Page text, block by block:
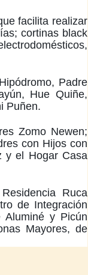
facilita realizar
cortinas black
Padre
Hue Quiñe,
Puñen.
Zomo Newen;
con Hijos con
y el Hogar Casa
Ruca
de Integración
Aluminé y Picún
Mayores, de